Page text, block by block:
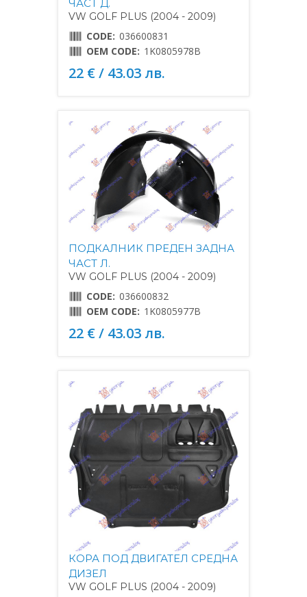
ЧАСТ Д.
VW GOLF PLUS (2004 - 2009)
CODE: 036600831
OEM CODE: 1K0805978B
22 € / 43.03 лв.
ПОДКАЛНИК ПРЕДЕН ЗАДНА
ЧАСТ Л.
VW GOLF PLUS (2004 - 2009)
CODE: 036600832
OEM CODE: 1K0805977B
22 € / 43.03 лв.
КОРА ПОД ДВИГАТЕЛ СРЕДНА
ДИЗЕЛ
VW GOLF PLUS (2004 - 2009)